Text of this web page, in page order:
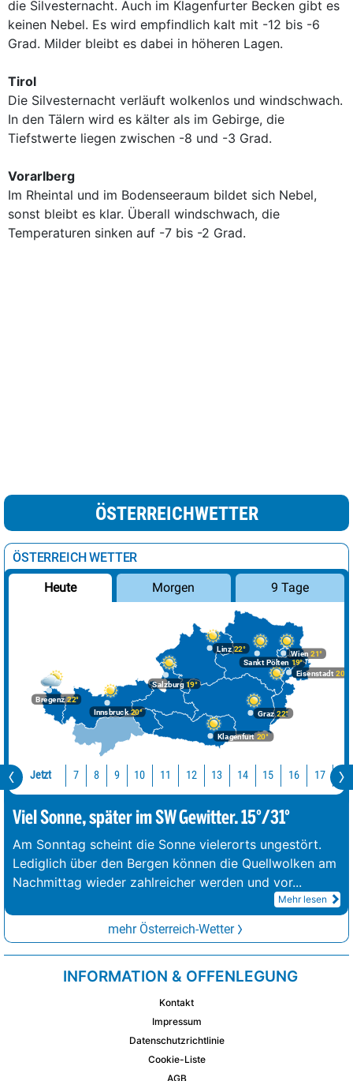
die Silvesternacht. Auch im Klagenfurter Becken gibt es
keinen Nebel. Es wird empfindlich kalt mit -12 bis -6
Grad. Milder bleibt es dabei in höheren Lagen.
Tirol
Die Silvesternacht verläuft wolkenlos und windschwach.
In den Tälern wird es kälter als im Gebirge, die
Tiefstwerte liegen zwischen -8 und -3 Grad.
Vorarlberg
Im Rheintal und im Bodenseeraum bildet sich Nebel,
sonst bleibt es klar. Überall windschwach, die
Temperaturen sinken auf -7 bis -2 Grad.
ÖSTERREICHWETTER
ÖSTERREICH WETTER
Heute Morgen 9 Tage
Bregenz22°
Graz22°
Innsbruck20°
Klagenfurt 20°
Linz22°
Salzburg19°
Wien 21°
Eisenstadt 20°
Sankt Pölten 19°
Jetzt 7 8 9 10 11 12 13 14 15 16 17 18
Viel Sonne, später im SW Gewitter. 15°/31°
Am Sonntag scheint die Sonne vielerorts ungestört.
Lediglich über den Bergen können die Quellwolken am
Nachmittag wieder zahlreicher werden und vor...
Mehr lesen
mehr Österreich-Wetter
INFORMATION & OFFENLEGUNG
Kontakt
Impressum
Datenschutzrichtlinie
Cookie-Liste
AGB